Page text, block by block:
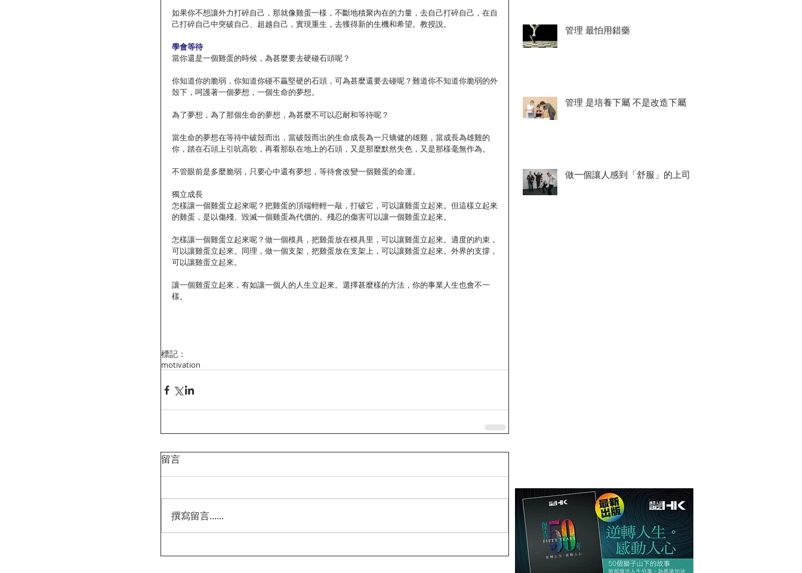
如果你不想讓外力打碎自己，那就像雞蛋一樣，不斷地積聚內在的力量，去自己打碎自己，在自
己打碎自己中突破自己、超越自己，實現重生，去獲得新的生機和希望。教授說。
學會等待
當你還是一個雞蛋的時候，為甚麼要去硬碰石頭呢？
你知道你的脆弱，你知道你碰不贏堅硬的石頭，可為甚麼還要去碰呢？難道你不知道你脆弱的外
殼下，呵護著一個夢想，一個生命的夢想。
為了夢想，為了那個生命的夢想，為甚麼不可以忍耐和等待呢？
當生命的夢想在等待中破殼而出，當破殼而出的生命成長為一只矯健的雄雞，當成長為雄雞的
你，踏在石頭上引吭高歌，再看那臥在地上的石頭，又是那麼默然失色，又是那樣毫無作為。
不管眼前是多麼脆弱，只要心中還有夢想，等待會改變一個雞蛋的命運。
獨立成長
怎樣讓一個雞蛋立起來呢？把雞蛋的頂端輕輕一敲，打破它，可以讓雞蛋立起來。但這樣立起來
的雞蛋，是以傷殘、毀滅一個雞蛋為代價的。殘忍的傷害可以讓一個雞蛋立起來。
怎樣讓一個雞蛋立起來呢？做一個模具，把雞蛋放在模具里，可以讓雞蛋立起來。適度的約束，
可以讓雞蛋立起來。同理，做一個支架，把雞蛋放在支架上，可以讓雞蛋立起來。外界的支撐，
可以讓雞蛋立起來。
讓一個雞蛋立起來，有如讓一個人的人生立起來。選擇甚麼樣的方法，你的事業人生也會不一
樣。
標記：
motivation
留言
撰寫留言......
管理 最怕用錯藥
管理 是培養下屬 不是改造下屬
做一個讓人感到「舒服」的上司